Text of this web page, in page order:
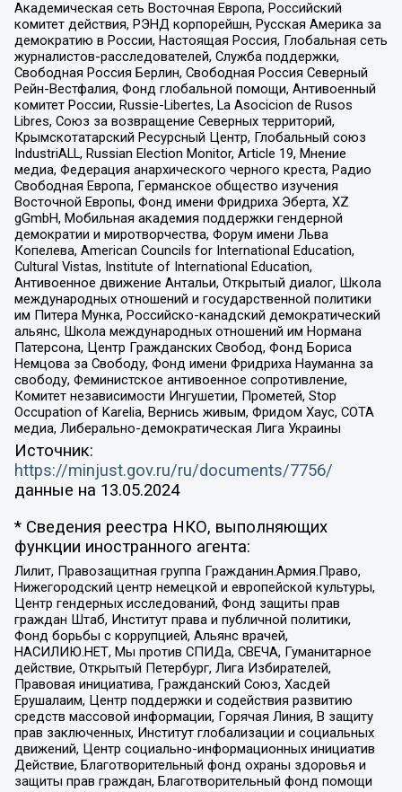
Академическая сеть Восточная Европа, Российский
комитет действия, РЭНД корпорейшн, Русская Америка за
демократию в России, Настоящая Россия, Глобальная сеть
журналистов-расследователей, Служба поддержки,
Свободная Россия Берлин, Свободная Россия Северный
Рейн-Вестфалия, Фонд глобальной помощи, Антивоенный
комитет России, Russie-Libertes, La Asocicion de Rusos
Libres, Союз за возвращение Северных территорий,
Крымскотатарский Ресурсный Центр, Глобальный союз
IndustriALL, Russian Election Monitor, Article 19, Мнение
медиа, Федерация анархического черного креста, Радио
Свободная Европа, Германское общество изучения
Восточной Европы, Фонд имени Фридриха Эберта, XZ
gGmbH, Мобильная академия поддержки гендерной
демократии и миротворчества, Форум имени Льва
Копелева, American Councils for International Education,
Cultural Vistas, Institute of International Education,
Антивоенное движение Антальи, Открытый диалог, Школа
международных отношений и государственной политики
им Питера Мунка, Российско-канадский демократический
альянс, Школа международных отношений им Нормана
Патерсона, Центр Гражданских Свобод, Фонд Бориса
Немцова за Свободу, Фонд имени Фридриха Науманна за
свободу, Феминистское антивоенное сопротивление,
Комитет независимости Ингушетии, Прометей, Stop
Occupation of Karelia, Вернись живым, Фридом Хаус, СОТА
медиа, Либерально-демократическая Лига Украины
Источник:
https://minjust.gov.ru/ru/documents/7756/
данные на 13.05.2024
* Сведения реестра НКО, выполняющих
функции иностранного агента:
Лилит, Правозащитная группа Гражданин.Армия.Право,
Нижегородский центр немецкой и европейской культуры,
Центр гендерных исследований, Фонд защиты прав
граждан Штаб, Институт права и публичной политики,
Фонд борьбы с коррупцией, Альянс врачей,
НАСИЛИЮ.НЕТ, Мы против СПИДа, СВЕЧА, Гуманитарное
действие, Открытый Петербург, Лига Избирателей,
Правовая инициатива, Гражданский Союз, Хасдей
Ерушалаим, Центр поддержки и содействия развитию
средств массовой информации, Горячая Линия, В защиту
прав заключенных, Институт глобализации и социальных
движений, Центр социально-информационных инициатив
Действие, Благотворительный фонд охраны здоровья и
защиты прав граждан, Благотворительный фонд помощи